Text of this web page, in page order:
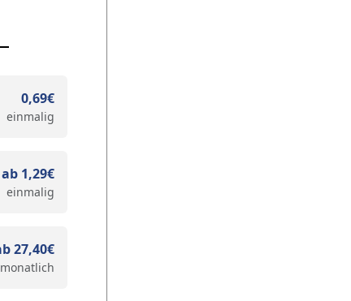
0,69€
einmalig
ab 1,29€
einmalig
27,40€
monatlich